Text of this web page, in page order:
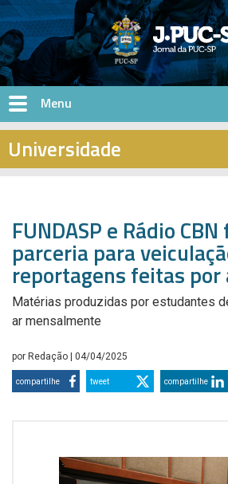
Pular para o conteúdo principal
Universidade
FUNDASP e Rádio
parceria para
reportagens feitas por
Matérias produzidas por estudantes
ar mensalmente
por Redação | 04/04/2025
compartilhe tweet compartilhe